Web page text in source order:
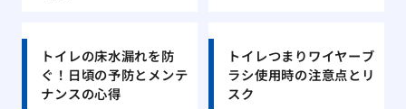
トイレの床水漏れを防
ぐ！日頃の予防とメンテ
ナンスの心得
トイレつまりワイヤーブ
ラシ使用時の注意点とリ
スク